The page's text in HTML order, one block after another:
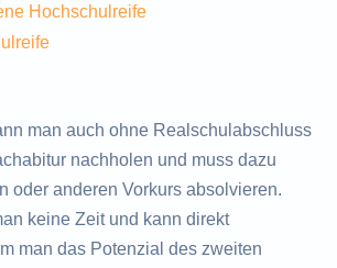
Hochschulreife
man auch ohne Realschulabschluss
nachholen und muss dazu
oder anderen Vorkurs absolvieren.
keine Zeit und kann direkt
man das Potenzial des zweiten